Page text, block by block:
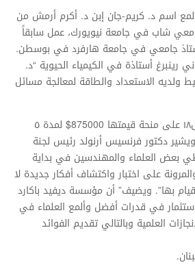
لمع اسم د. كريم-جان إبن د. أكرم أرمش من
شاب في جامعة نيويورك، عمل سابقاً
أستاذ جامعي في جامعة هارفرد في بوسطن.
أستاذة في الكيمياء الحيوية “د.
ولديه الاستعداد والطاقة لمعالجة مسائل
سيحصل كل شخص من ال١٨ على منحة قيمتها 875000$ لمدة ٥
دكتور فرنسيس أرنولد رئيس لجنة
بعض العلماء والمهندسين في بداية
على اختبار واكتشاف أفكار جديدة لا
بها”. ويضيف” أن مؤسسة ديفيد باكارد
في قدرات أفضل وألمع العلماء في
العلمية وبالتالي تقديم الفوائد